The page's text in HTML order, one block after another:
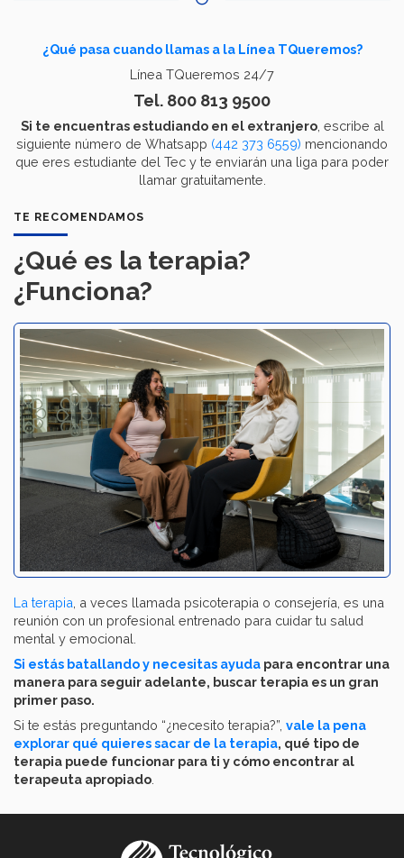
¿Qué pasa cuando llamas a la Línea TQueremos?
Línea TQueremos 24/7
Tel. 800 813 9500
Si te encuentras estudiando en el extranjero, escribe al
siguiente número de Whatsapp (442 373 6559) mencionando
que eres estudiante del Tec y te enviarán una liga para poder
llamar gratuitamente.
TE RECOMENDAMOS
¿Qué es la terapia?
¿Funciona?
La terapia , a veces llamada psicoterapia o consejería, es una
reunión con un profesional entrenado para cuidar tu salud
mental y emocional.
Si estás batallando y necesitas ayuda para encontrar una
manera para seguir adelante, buscar terapia es un gran
primer paso.
Si te estás preguntando “¿necesito terapia?”, vale la pena
explorar qué quieres sacar de la terapia, qué tipo de
terapia puede funcionar para ti y cómo encontrar al
terapeuta apropiado